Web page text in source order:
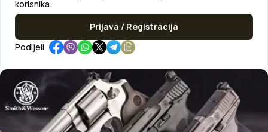
korisnika.
Prijava / Registracija
Podijeli